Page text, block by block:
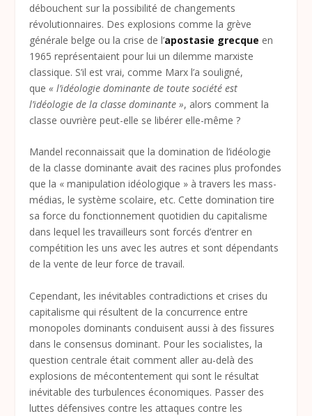
débouchent sur la possibilité de changements
révolutionnaires. Des explosions comme la grève
générale belge ou la crise de l’apostasie grecque en
1965 représentaient pour lui un dilemme marxiste
classique. S’il est vrai, comme Marx l’a souligné,
que« l’idéologie dominante de toute société est
l’idéologie de la classe dominante », alors comment la
classe ouvrière peut-elle se libérer elle-même ?
Mandel reconnaissait que la domination de l’idéologie
de la classe dominante avait des racines plus profondes
que la « manipulation idéologique » à travers les mass-
médias, le système scolaire, etc. Cette domination tire
sa force du fonctionnement quotidien du capitalisme
dans lequel les travailleurs sont forcés d’entrer en
compétition les uns avec les autres et sont dépendants
de la vente de leur force de travail.
Cependant, les inévitables contradictions et crises du
capitalisme qui résultent de la concurrence entre
monopoles dominants conduisent aussi à des fissures
dans le consensus dominant. Pour les socialistes, la
question centrale était comment aller au-delà des
explosions de mécontentement qui sont le résultat
inévitable des turbulences économiques. Passer des
luttes défensives contre les attaques contre les